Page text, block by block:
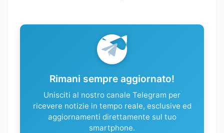
Rimani sempre aggiornato!
Unisciti al nostro canale Telegram per
ricevere notizie in tempo reale, esclusive ed
aggiornamenti direttamente sul tuo
smartphone.